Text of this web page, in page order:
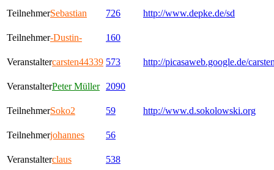
TeilnehmerSebastian 726 http://www.depke.de/sd
Teilnehmer-Dustin- 160
Veranstaltercarsten44339 573 http://picasaweb.google.de/
VeranstalterPeter Müller 2090
TeilnehmerSoko2 59 http://www.d.sokolowski.org
Teilnehmerjohannes 56
Veranstalterclaus 538